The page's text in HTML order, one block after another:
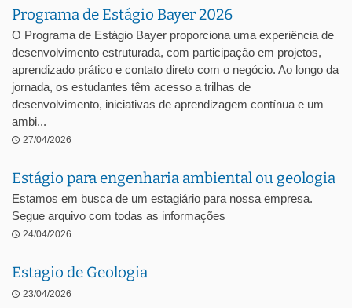
Programa de Estágio Bayer 2026
O Programa de Estágio Bayer proporciona uma experiência de
desenvolvimento estruturada, com participação em projetos,
aprendizado prático e contato direto com o negócio. Ao longo da
jornada, os estudantes têm acesso a trilhas de
desenvolvimento, iniciativas de aprendizagem contínua e um
ambi...
27/04/2026
Estágio para engenharia ambiental ou geologia
Estamos em busca de um estagiário para nossa empresa.
Segue arquivo com todas as informações
24/04/2026
Estagio de Geologia
23/04/2026